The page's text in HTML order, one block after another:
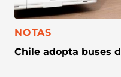
CATEGORÍA:
NOTAS
Chile adopta buses